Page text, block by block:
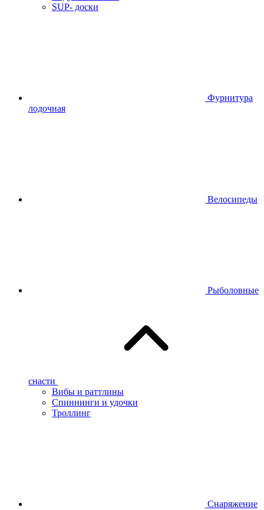
SUP- доски
Фурнитура
лодочная
Велосипеды
Рыболовные
снасти
Вибы и раттлины
Спиннинги и удочки
Троллинг
Снаряжение